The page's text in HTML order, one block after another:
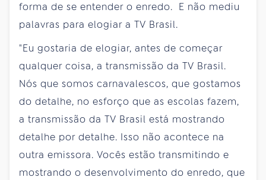
forma de se entender o enredo. E não mediu
palavras para elogiar a TV Brasil.
"Eu gostaria de elogiar, antes de começar
qualquer coisa, a transmissão da TV Brasil.
Nós que somos carnavalescos, que gostamos
do detalhe, no esforço que as escolas fazem,
a transmissão da TV Brasil está mostrando
detalhe por detalhe. Isso não acontece na
outra emissora. Vocês estão transmitindo e
mostrando o desenvolvimento do enredo, que